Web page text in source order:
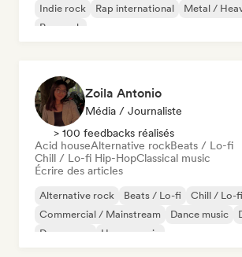
Indie rock
Rap international
Metal /
Pop rock
Zoila Antonio
Média / Journaliste
> 100 feedbacks réalisés
Acid houseAlternative rockBeats / Lo-fi
Chill / Lo-fi Hip-HopClassical music
Écrire des articles
Alternative rock Beats / Lo-fi
Chill / Lo-
Commercial / Mainstream
Dance music
Dream pop
House music